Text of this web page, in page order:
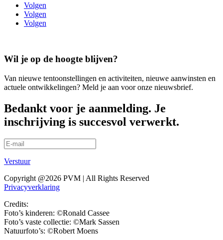
Volgen
Volgen
Volgen
Wil je op de hoogte blijven?
Van nieuwe tentoonstellingen en activiteiten, nieuwe aanwinsten en
actuele ontwikkelingen? Meld je aan voor onze nieuwsbrief.
Bedankt voor je aanmelding. Je
inschrijving is succesvol verwerkt.
Verstuur
Copyright @2026 PVM | All Rights Reserved
Privacyverklaring
Credits:
Foto’s kinderen: ©Ronald Cassee
Foto’s vaste collectie: ©Mark Sassen
Natuurfoto’s: ©Robert Moens